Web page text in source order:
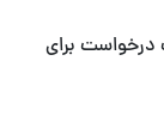
درخواست برای